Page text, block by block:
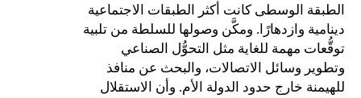
الطبقة الوسطى كانت أكثر الطبقات الاجتماعية
دينامية وازدهارًا. ومكَّن وصولها للسلطة من تلبية
توقُّعات مهمة للغاية مثل التحوُّل الصناعي
وتطوير وسائل الاتصالات، والبحث عن منافذ
للهيمنة خارج حدود الدولة الأم. وأن الاستقلال